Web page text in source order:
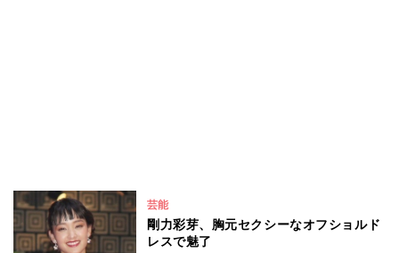
芸能
剛力彩芽、胸元セクシーなオフショルド
レスで魅了